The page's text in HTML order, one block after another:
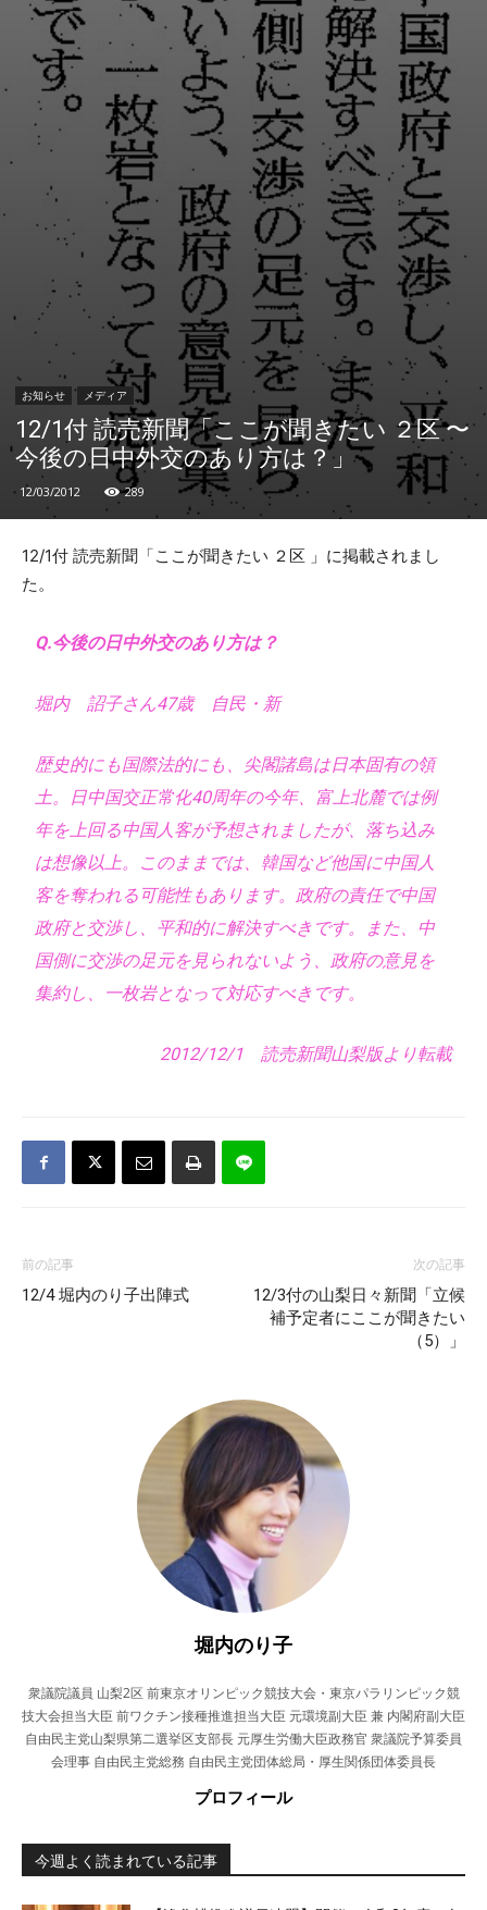
お知らせ メディア
12/1付 読売新聞「ここが聞きたい ２区 〜
今後の日中外交のあり方は？」
12/03/2012 289
12/1付 読売新聞「ここが聞きたい ２区 」に掲載されまし
た。
Q.今後の日中外交のあり方は？
堀内 詔子さん47歳 自民・新
歴史的にも国際法的にも、尖閣諸島は日本固有の領
土。日中国交正常化40周年の今年、富上北麓では例
年を上回る中国人客が予想されましたが、落ち込み
は想像以上。このままでは、韓国など他国に中国人
客を奪われる可能性もあります。政府の責任で中国
政府と交渉し、平和的に解決すべきです。また、中
国側に交渉の足元を見られないよう、政府の意見を
集約し、一枚岩となって対応すべきです。
2012/12/1 読売新聞山梨版より転載
前の記事
12/4 堀内のり子出陣式
次の記事
12/3付の山梨日々新聞「立候
補予定者にここが聞きたい
（5）」
堀内のり子
衆議院議員 山梨2区 前東京オリンピック競技大会・東京パラリンピック競
技大会担当大臣 前ワクチン接種推進担当大臣 元環境副大臣 兼 内閣府副大臣
自由民主党山梨県第二選挙区支部長 元厚生労働大臣政務官 衆議院予算委員
会理事 自由民主党総務 自由民主党団体総局・厚生関係団体委員長
プロフィール
今週よく読まれている記事